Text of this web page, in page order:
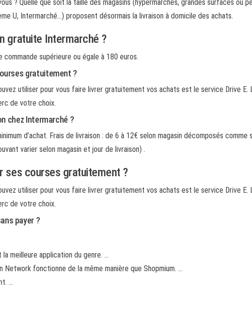
? Quelle que soit la taille des magasins (hypermarchés, grandes surfaces
U, Intermarché…) proposent désormais la livraison à domicile des achats.
gratuite Intermarché ?
supérieure ou égale à 180 euros.
gratuitement ?
utiliser pour vous faire livrer gratuitement vos achats est le service Drive
de votre choix.
chez Intermarché ?
d’achat. Frais de livraison : de 6 à 12€ selon magasin décomposés
varier selon magasin et jour de livraison) .
ses courses gratuitement ?
utiliser pour vous faire livrer gratuitement vos achats est le service Drive
de votre choix.
payer ?
la meilleure application du genre. …
Network fonctionne de la même manière que Shopmium. …
…